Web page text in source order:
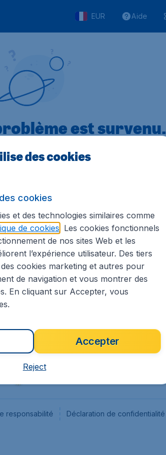
EUR Aide
est survenu.
Sites internationaux
Flugladen.de
CheapTickets.ch
CheapTickets.sg
CheapTickets.nl
responsabilité Déclaration de confidentialité
des cookies
cookies
et des technologies similaires comme
de cookies . Les cookies fonctionnels
de nos sites Web et les
l’expérience utilisateur. Des tiers
cookies marketing et autres pour
de navigation et vous montrer des
En cliquant sur Accepter, vous
Accepter
Reject